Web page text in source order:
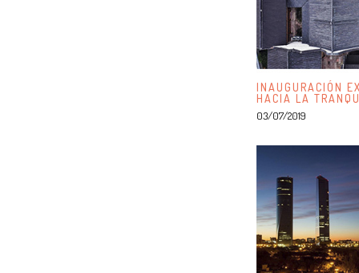
INAUGURACIÓN
HACIA LA
03/07/2019